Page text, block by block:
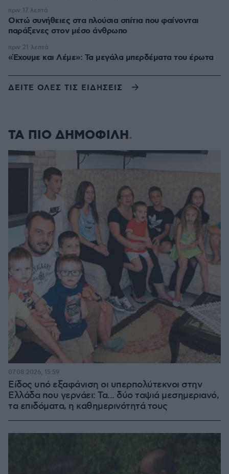
Οκτώ συνήθειες στα πλούσια σπίτια που φαίνονται
παράξενες στον μέσο άνθρωπο
πριν 17 λεπτά
«Έχουμε και Λέμε»: Τα μεγάλα μπερδέματα του έρωτα
πριν 21 λεπτά
ΔΕΙΤΕ ΟΛΕΣ ΤΙΣ ΕΙΔΗΣΕΙΣ
ΤΑ ΠΙΟ ΔΗΜΟΦΙΛΗ
Είδος υπό εξαφάνιση οι υπερπολύτεκνοι στην
Ελλάδα που γερνάει: Τα... δύο ταψιά μεσημεριανό,
τα επιδόματα, η καθημερινότητά τους
07.08.2026, 15:59